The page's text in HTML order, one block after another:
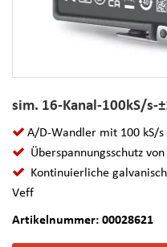
sim. 16-Kanal-100kS/s-
A/D-Wandler mit 100 kS/
Überspannungsschutz
Kontinuierliche
Veff
Artikelnummer: 00028621